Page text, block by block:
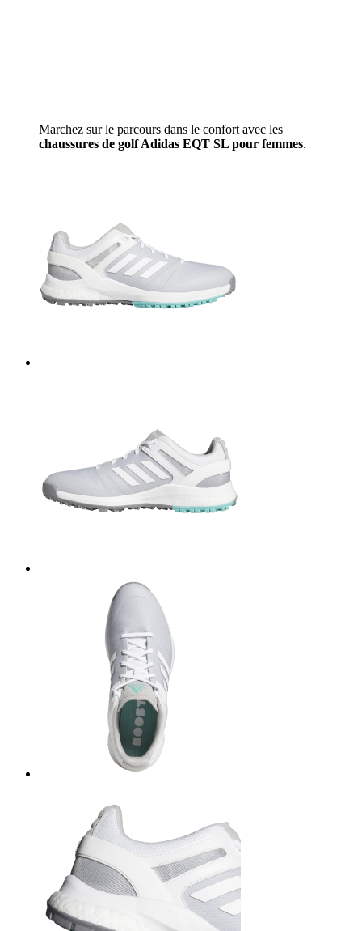
Marchez sur le parcours dans le confort avec les
chaussures de golf Adidas EQT SL pour femmes.